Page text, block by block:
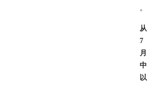
。
从
7
月
中
以